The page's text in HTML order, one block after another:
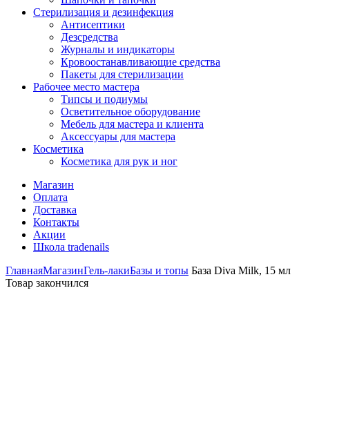
Стерилизация и дезинфекция
Антисептики
Дезсредства
Журналы и индикаторы
Кровоостанавливающие средства
Пакеты для стерилизации
Рабочее место мастера
Типсы и подиумы
Осветительное оборудование
Мебель для мастера и клиента
Аксессуары для мастера
Косметика
Косметика для рук и ног
Магазин
Оплата
Доставка
Контакты
Акции
Школа tradenails
ГлавнаяМагазинГель-лакиБазы и топы База Diva Milk, 15 мл
Товар закончился